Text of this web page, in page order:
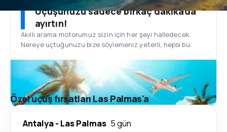
Uçuşunuzu sadece birkaç dakikada
ayırtın!
Akıllı arama motorumuz sizin için her şeyi halledecek.
Nereye uçtuğunuzu bize söylemeniz yeterli, hepsi bu.
Özel uçuş fırsatları Las Palmas'a
Antalya- Las Palmas 5 gün